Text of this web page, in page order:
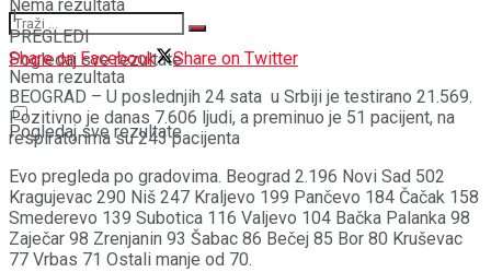
Nema rezultata
Pogledaj sve rezultate
Nema rezultata
Pogledaj sve rezultate
1
PREGLEDI
Share on Facebook
Share on Twitter
BEOGRAD – U poslednjih 24 sata u Srbiji je testirano 21.569.
Pozitivno je danas 7.606 ljudi, a preminuo je 51 pacijent, na
respiratorima su 243 pacijenta
Evo pregleda po gradovima. Beograd 2.196 Novi Sad 502
Kragujevac 290 Niš 247 Kraljevo 199 Pančevo 184 Čačak 158
Smederevo 139 Subotica 116 Valjevo 104 Bačka Palanka 98
Zaječar 98 Zrenjanin 93 Šabac 86 Bečej 85 Bor 80 Kruševac
77 Vrbas 71 Ostali manje od 70.